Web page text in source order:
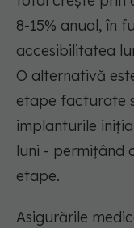
8-15% anual, în
accesibilitatea
O alternativă
etape facturate
implanturile
luni - permițând
etape.
Asigurările